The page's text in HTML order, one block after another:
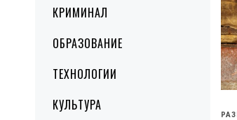
КРИМИНАЛ
ОБРАЗОВАНИЕ
ТЕХНОЛОГИИ
КУЛЬТУРА